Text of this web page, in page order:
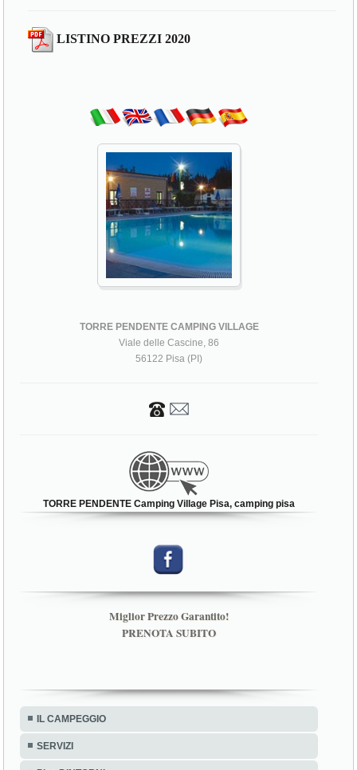
LISTINO PREZZI 2020
TORRE PENDENTE CAMPING VILLAGE
Viale delle Cascine, 86
56122 Pisa (PI)
TORRE PENDENTE Camping Village Pisa, camping pisa
Miglior Prezzo Garantito!
PRENOTA SUBITO
IL CAMPEGGIO
SERVIZI